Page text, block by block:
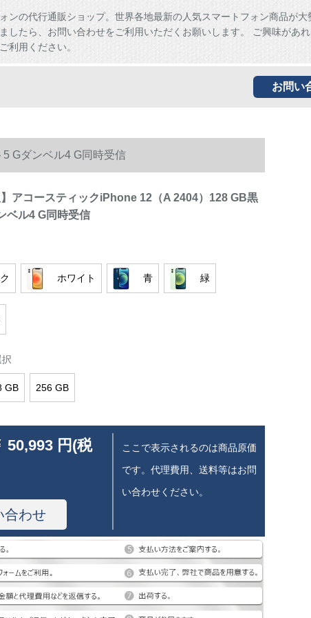
ンの代行通販ショップ。世界各地最新の人気スマートフォン商品が大
したら、お問い合わせをご利用いただくお願いします。 ご興味があ
利用ください。
お問い
Gダンベル4 G同時受信
】アコースティックiPhone 12（A 2404）128 GB黒
ベル4 G同時受信
ホワイト 青 緑
GB 256 GB
50,993 円(税
合わせ
ここで表示されるのは商品原価
です。代理費用、送料等はお問
い合わせください。